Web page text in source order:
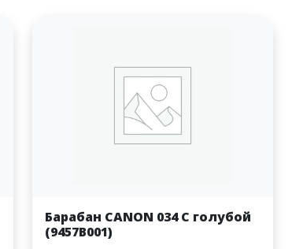
Барабан CANON 034 C голубой
(9457B001)